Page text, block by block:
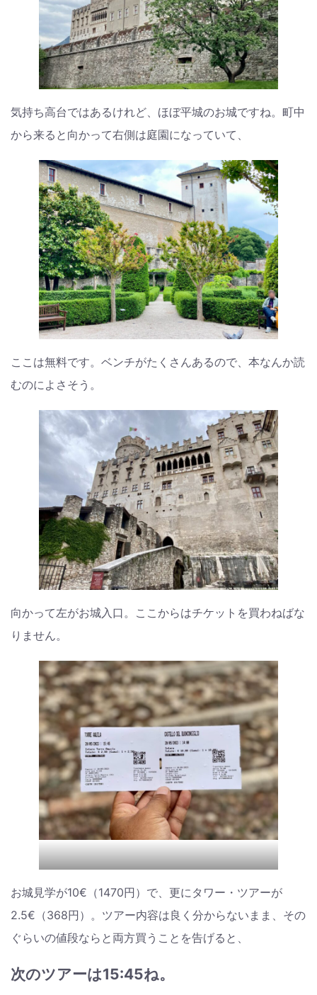
気持ち高台ではあるけれど、ほぼ平城のお城ですね。町中
から来ると向かって右側は庭園になっていて、
ここは無料です。ベンチがたくさんあるので、本なんか読
むのによさそう。
向かって左がお城入口。ここからはチケットを買わねばな
りません。
お城見学が10€（1470円）で、更にタワー・ツアーが
2.5€（368円）。ツアー内容は良く分からないまま、その
ぐらいの値段ならと両方買うことを告げると、
次のツアーは15:45ね。